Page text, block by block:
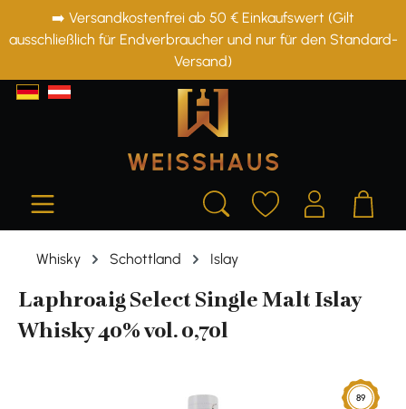
springen
➡️ Versandkostenfrei ab 50 € Einkaufswert (Gilt
ausschließlich für Endverbraucher und nur für den Standard-
Versand)
Whisky Schottland Islay
Laphroaig Select Single Malt Islay
Whisky 40% vol. 0,70l
89